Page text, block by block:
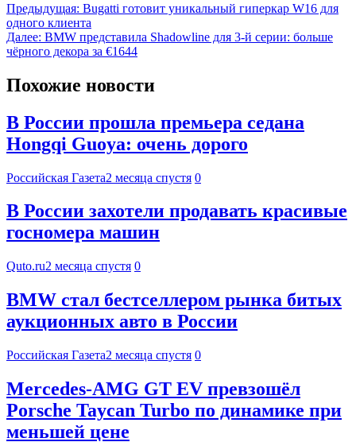
Предыдущая: Bugatti готовит уникальный гиперкар W16 для
одного клиента
Далее: BMW представила Shadowline для 3-й серии: больше
чёрного декора за €1644
Похожие новости
В России прошла премьера седана
Hongqi Guoya: очень дорого
Российская Газета2 месяца спустя 0
В России захотели продавать красивые
госномера машин
Quto.ru2 месяца спустя 0
BMW стал бестселлером рынка битых
аукционных авто в России
Российская Газета2 месяца спустя 0
Mercedes-AMG GT EV превзошёл
Porsche Taycan Turbo по динамике при
меньшей цене